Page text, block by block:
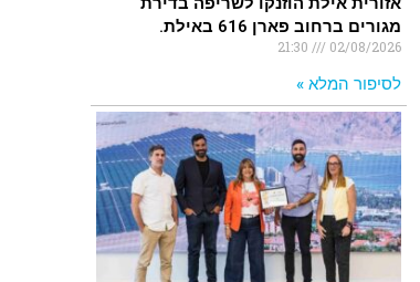
מגורים ברחוב פארן 616 באילת.
02/08/2026
לסיפור המלא »